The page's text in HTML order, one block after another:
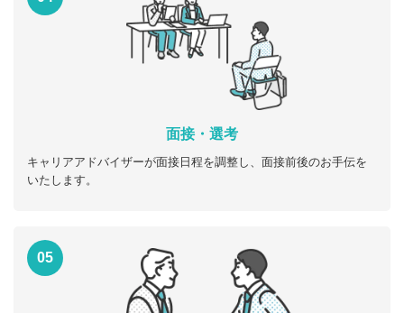
面接・選考
キャリアアドバイザーが面接日程を調整し、面接前後のお手伝を
いたします。
05